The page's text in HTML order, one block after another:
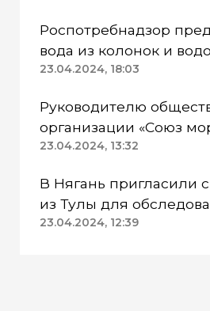
Роспотребнадзор
вода из колонок и
Казанском районе
23.04.2024, 18:03
Руководителю
организации «Союз
пехотинцев» Югры
23.04.2024, 13:32
В Нягань пригласили
из Тулы для обследования здания
ДК «Геолог»
23.04.2024, 12:39